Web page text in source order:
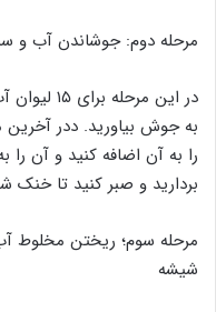
مرحله دوم: جوشاندن آب و
به جوش بیاورید. ددر
را به آن اضافه کنید و آن
بردارید و صبر کنید تا خنک
مرحله سوم؛ ریختن مخلوط
شیشه